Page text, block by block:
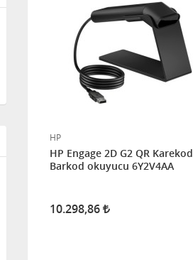
HP
HP Engage 2D G2 QR Karekod
Barkod okuyucu 6Y2V4AA
10.298,86